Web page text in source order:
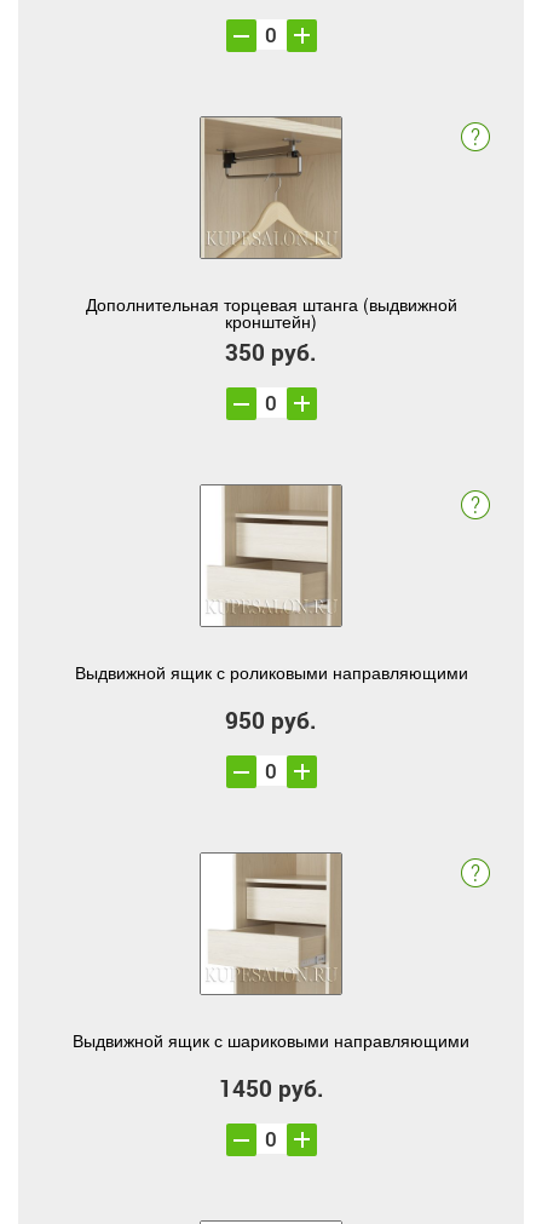
Дополнительная торцевая штанга (выдвижной
кронштейн)
350 руб.
Выдвижной ящик с роликовыми направляющими
950 руб.
Выдвижной ящик с шариковыми направляющими
1450 руб.